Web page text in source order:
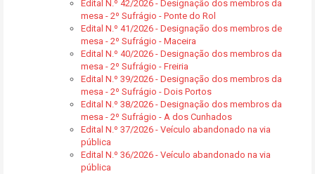
Edital N.º 42/2026 - Designação dos membros da
mesa - 2º Sufrágio - Ponte do Rol
Edital N.º 41/2026 - Designação dos membros de
mesa - 2º Sufrágio - Maceira
Edital N.º 40/2026 - Designação dos membros da
mesa - 2º Sufrágio - Freiria
Edital N.º 39/2026 - Designação dos membros da
mesa - 2º Sufrágio - Dois Portos
Edital N.º 38/2026 - Designação dos membros da
mesa - 2º Sufrágio - A dos Cunhados
Edital N.º 37/2026 - Veículo abandonado na via
pública
Edital N.º 36/2026 - Veículo abandonado na via
pública